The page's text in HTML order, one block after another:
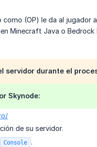
(OP) le da al
Minecraft Java o
servidor durante el
Skynode:
de su servidor.
Console .